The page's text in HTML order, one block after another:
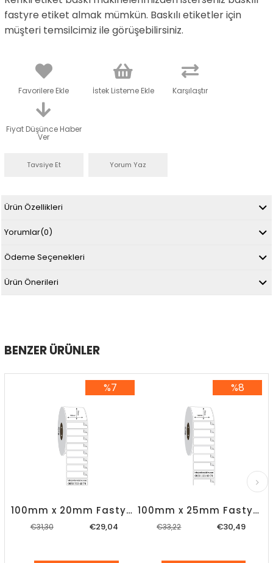
fastyre etiket almak mümkün. Baskılı etiketler için
müşteri temsilcimiz ile görüşebilirsiniz.
Favorilere Ekle İstek Listeme Ekle Karşılaştır
Fiyat Düşünce Haber
Ver
Tavsiye Et Yorum Yaz
Ürün Özellikleri
Yorumlar(0)
Ödeme Seçenekleri
Ürün Önerileri
BENZER ÜRÜNLER
100mm x 20mm Fastyre Etiket
€29,04
€31,30
%7
100mm x 25mm Fastyre Etiket
€30,49
€33,22
%8